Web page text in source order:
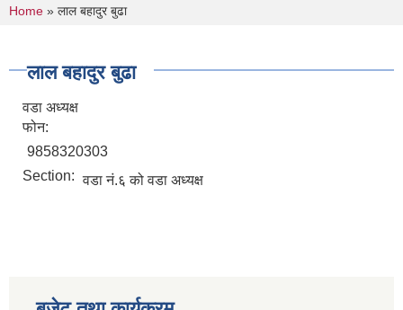
You are here
Home » लाल बहादुर बुढा
लाल बहादुर बुढा
वडा अध्यक्ष
फोन:
9858320303
Section: वडा नं.६ को वडा अध्यक्ष